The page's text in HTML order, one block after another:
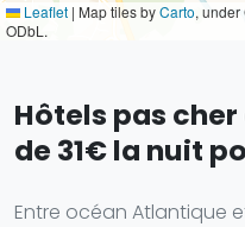
Leaflet | Map tiles byCarto, under
ODbL.
Hôtels pas
de 31€ la nuit
Entre océan Atlantique